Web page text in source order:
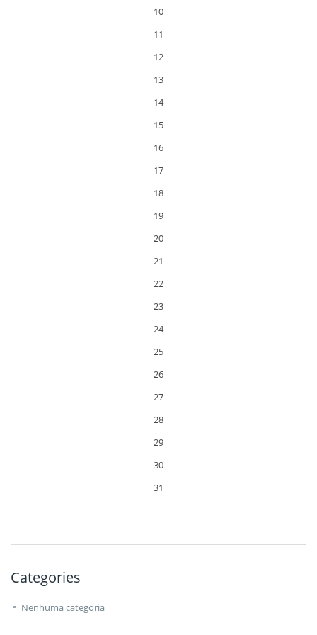
10
11
12
13
14
15
16
17
18
19
20
21
22
23
24
25
26
27
28
29
30
31
Categories
Nenhuma categoria